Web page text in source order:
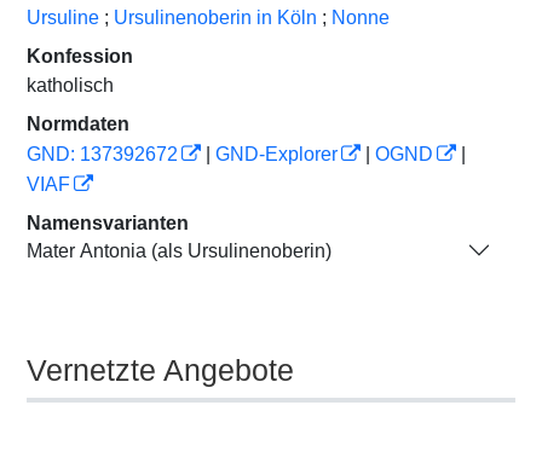
Ursuline ; Ursulinenoberin in Köln ; Nonne
Konfession
katholisch
Normdaten
GND: 137392672
GND-Explorer OGND
VIAF
Namensvarianten
Mater Antonia (als Ursulinenoberin)
Vernetzte Angebote